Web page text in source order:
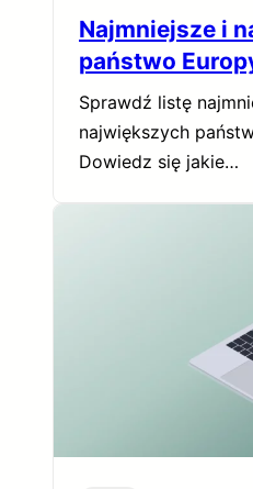
Najmniejsze i
państwo
Sprawdź listę
największych
Dowiedz się jakie…